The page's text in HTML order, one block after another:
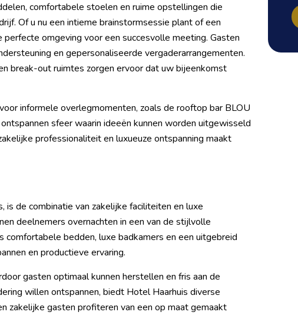
comfortabele stoelen en ruime opstellingen die
Of u nu een intieme brainstormsessie plant of een
omgeving voor een succesvolle meeting. Gasten
en gepersonaliseerde vergaderarrangementen.
break-out ruimtes zorgen ervoor dat uw bijeenkomst
informele overlegmomenten, zoals de rooftop bar BLOU
sfeer waarin ideeën kunnen worden uitgewisseld
professionaliteit en luxueuze ontspanning maakt
de combinatie van zakelijke faciliteiten en luxe
deelnemers overnachten in een van de stijlvolle
bedden, luxe badkamers en een uitgebreid
en productieve ervaring.
gasten optimaal kunnen herstellen en fris aan de
willen ontspannen, biedt Hotel Haarhuis diverse
zakelijke gasten profiteren van een op maat gemaakt